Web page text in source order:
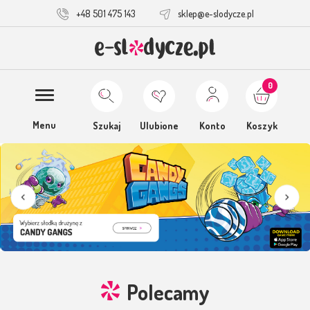
+48 501 475 143 sklep@e-slodycze.pl
Menu Szukaj Ulubione Konto Koszyk
0
Polecamy